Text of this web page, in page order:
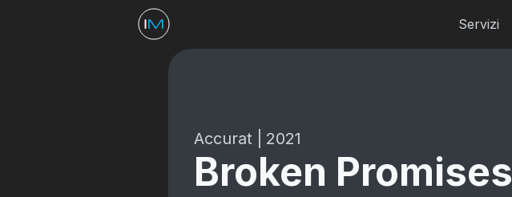
Servizi
Accurat 2021
Broken Promises